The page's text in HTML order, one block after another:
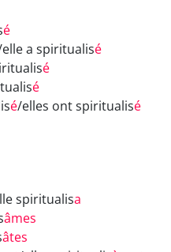
é
a spiritualisé
é
é
é/elles ont spiritualisé
spiritualisa
âmes
âtes